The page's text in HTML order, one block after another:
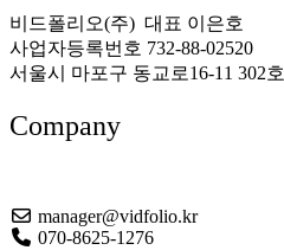
비드폴리오(주) 대표 이은호
사업자등록번호 732-88-02520
서울시 마포구 동교로16-11 302호
Company
manager@vidfolio.kr
070-8625-1276